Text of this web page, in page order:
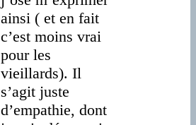
ainsi ( et en fait
c’est moins vrai
pour les
vieillards). Il
s’agit juste
d’empathie, dont